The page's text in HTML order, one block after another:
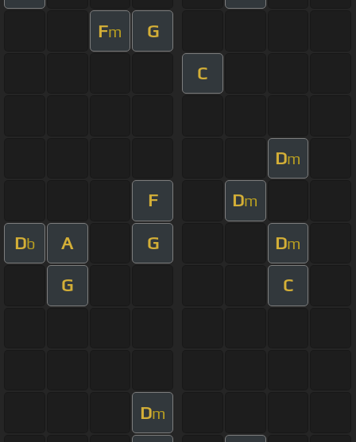
Fm G
C
Dm
F Dm
Db A G Dm
G C
Dm